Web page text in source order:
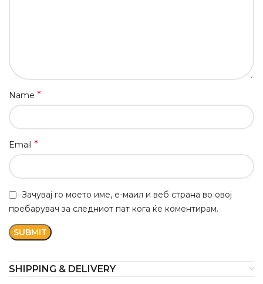
Name *
Email *
Зачувај го моето име, е-маил и веб страна во овој
пребарувач за следниот пат кога ќе коментирам.
SHIPPING & DELIVERY